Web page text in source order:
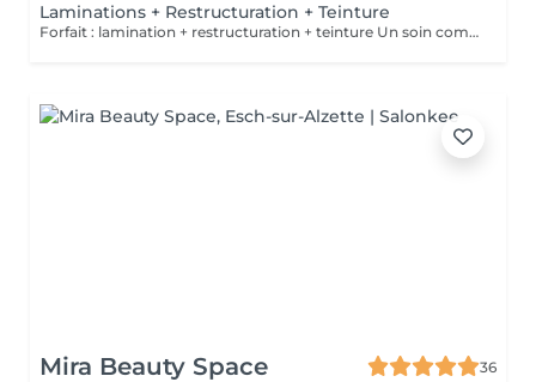
Laminations + Restructuration + Teinture
Forfait : lamination + restructuration + teinture Un soin complet pour des sourcils parfaitement définis, brillants et naturels.
Mira Beauty Space
36